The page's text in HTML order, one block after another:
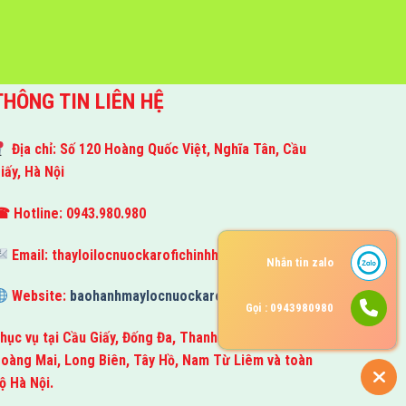
TIN LIÊN HỆ
Địa chỉ: Số 120 Hoàng Quốc Việt, Nghĩa Tân, Cầu
Hà Nội
Hotline: 0943.980.980
Email: thayloilocnuockarofichinhhang@gmail.com
Website: baohanhmaylocnuockarofi.com
vụ tại Cầu Giấy, Đống Đa, Thanh Xuân, Hà Đông,
Mai, Long Biên, Tây Hồ, Nam Từ Liêm và toàn
Hà Nội.
Nhắn tin zalo
Gọi : 0943980980